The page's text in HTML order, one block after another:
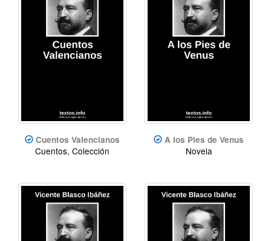
Cuentos Valencianos
Cuentos, Colección
A los Pies de Venus
Novela